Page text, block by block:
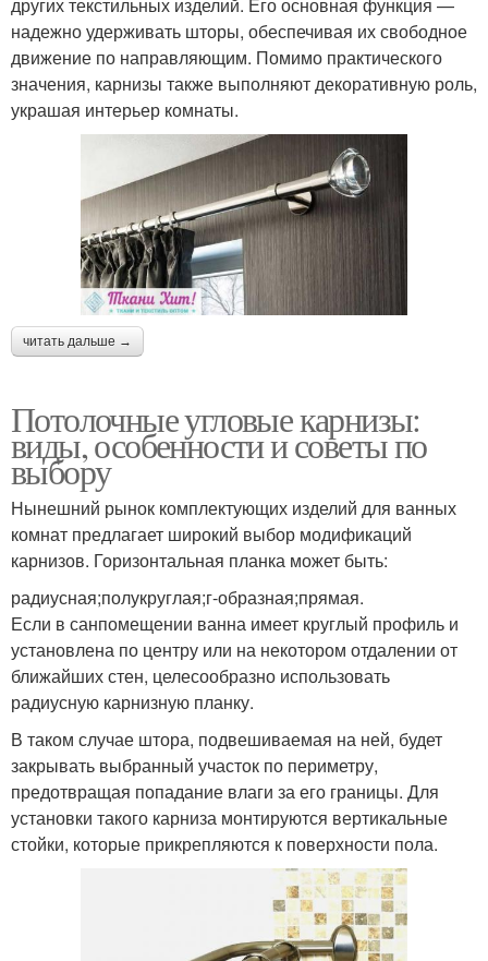
надежно удерживать шторы, обеспечивая их свободное
движение по направляющим. Помимо практического
значения, карнизы также выполняют декоративную роль,
украшая интерьер комнаты.
читать дальше →
Потолочные угловые карнизы:
виды, особенности и советы по
выбору
Нынешний рынок комплектующих изделий для ванных
комнат предлагает широкий выбор модификаций
карнизов. Горизонтальная планка может быть:
радиусная;полукруглая;г-образная;прямая.
Если в санпомещении ванна имеет круглый профиль и
установлена по центру или на некотором отдалении от
ближайших стен, целесообразно использовать
радиусную карнизную планку.
В таком случае штора, подвешиваемая на ней, будет
закрывать выбранный участок по периметру,
предотвращая попадание влаги за его границы. Для
установки такого карниза монтируются вертикальные
стойки, которые прикрепляются к поверхности пола.